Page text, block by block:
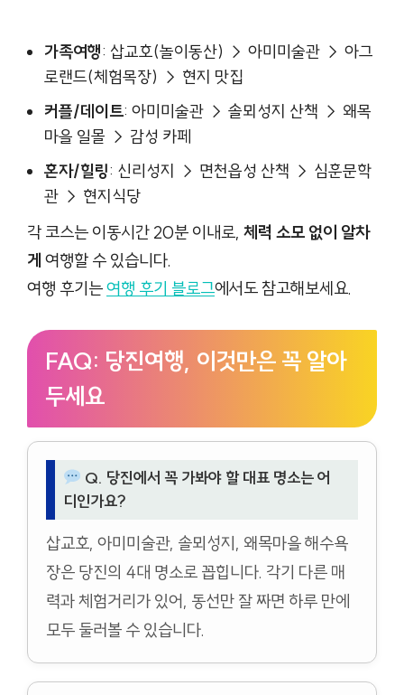
가족여행: 삽교호(놀이동산) → 아미미술관 → 아그
로랜드(체험목장) → 현지 맛집
커플/데이트: 아미미술관 → 솔뫼성지 산책 → 왜목
마을 일몰 → 감성 카페
혼자/힐링: 신리성지 → 면천읍성 산책 → 심훈문학
관 → 현지식당
각 코스는 이동시간 20분 이내로, 체력 소모 없이 알차
게 여행할 수 있습니다.
여행 후기는여행 후기 블로그에서도 참고해보세요.
FAQ: 당진여행, 이것만은 꼭 알아
두세요
Q. 당진에서 꼭 가봐야 할 대표 명소는 어
디인가요?
삽교호, 아미미술관, 솔뫼성지, 왜목마을 해수욕
장은 당진의 4대 명소로 꼽힙니다. 각기 다른 매
력과 체험거리가 있어, 동선만 잘 짜면 하루 만에
모두 둘러볼 수 있습니다.